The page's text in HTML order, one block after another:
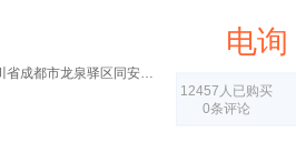
蔚然花海是国家44级旅游景区、成都市音乐产业基地。位于四川省成都市龙泉驿区同安街道花海路8号，北距洛带古镇1公里，西距成都市区18公里，有成渝高速和成洛公路通达、成安渝高速公路经过，由高速公路出口可直通景区大门。
电询
12457人已购买
0条评论